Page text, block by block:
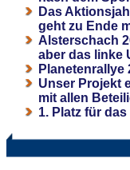
Das
geht zu Ende
Alsterschach
aber das linke
Planetenrallye
Unser Projekt
mit allen
1. Platz für